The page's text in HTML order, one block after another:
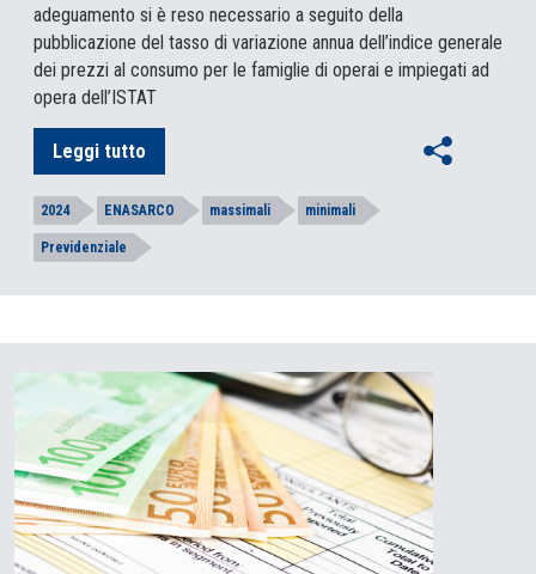
adeguamento si è reso necessario a seguito della
pubblicazione del tasso di variazione annua dell’indice generale
dei prezzi al consumo per le famiglie di operai e impiegati ad
opera dell’ISTAT
Leggi tutto
2024 ENASARCO massimali minimali
Previdenziale